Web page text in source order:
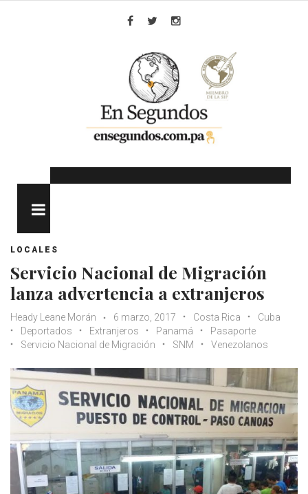
LOCALES
Servicio Nacional de Migración
lanza advertencia a extranjeros
Heady Leane Morán 6 marzo, 2017 Costa Rica
Cuba
Deportados
Extranjeros Panamá
Pasaporte
Servicio Nacional de Migración
SNM Venezolanos